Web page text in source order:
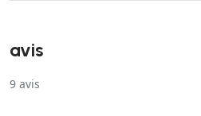
avis
9 avis